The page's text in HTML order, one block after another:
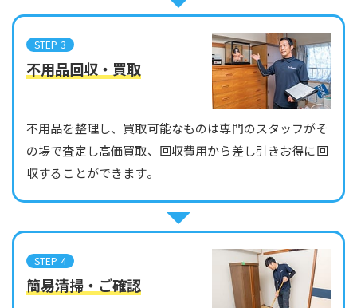
STEP 3
不用品回収・買取
不用品を整理し、買取可能なものは専門のスタッフがそ
の場で査定し高価買取、回収費用から差し引きお得に回
収することができます。
STEP 4
簡易清掃・ご確認